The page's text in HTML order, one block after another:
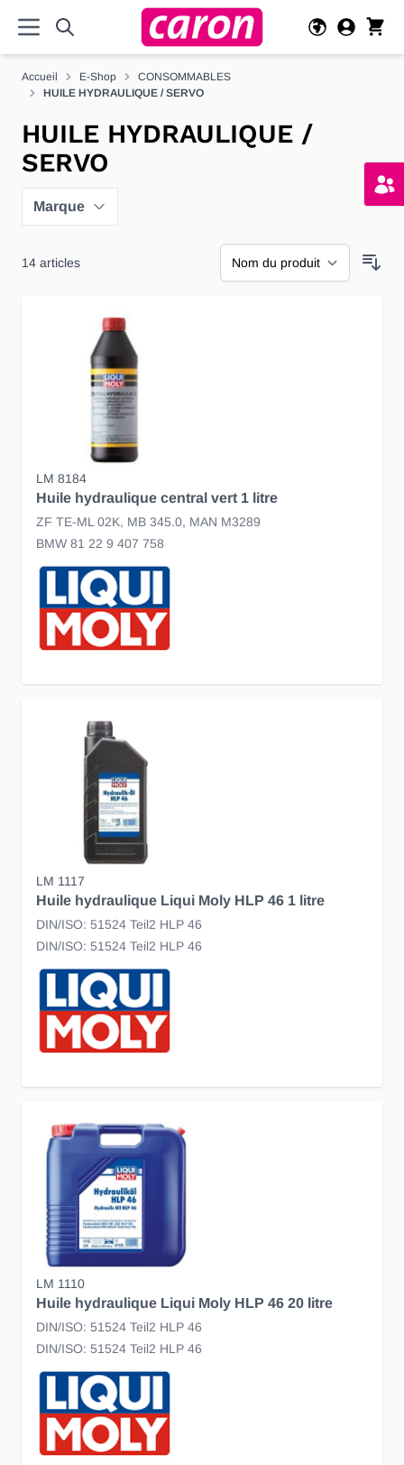
Accueil E-Shop
CONSOMMABLES
HUILE HYDRAULIQUE / SERVO
HUILE HYDRAULIQUE /
SERVO
Marque
14 articles
LM 8184
Huile hydraulique central vert 1 litre
ZF TE-ML 02K, MB 345.0, MAN M3289
BMW 81 22 9 407 758
LM 1117
Huile hydraulique Liqui Moly HLP 46 1 litre
DIN/ISO: 51524 Teil2 HLP 46
DIN/ISO: 51524 Teil2 HLP 46
LM 1110
Huile hydraulique Liqui Moly HLP 46 20 litre
DIN/ISO: 51524 Teil2 HLP 46
DIN/ISO: 51524 Teil2 HLP 46